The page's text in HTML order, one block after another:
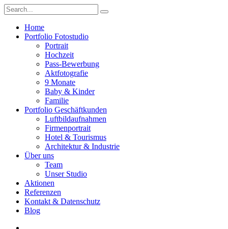
Home
Portfolio Fotostudio
Portrait
Hochzeit
Pass-Bewerbung
Aktfotografie
9 Monate
Baby & Kinder
Familie
Portfolio Geschäftkunden
Luftbildaufnahmen
Firmenportrait
Hotel & Tourismus
Architektur & Industrie
Über uns
Team
Unser Studio
Aktionen
Referenzen
Kontakt & Datenschutz
Blog